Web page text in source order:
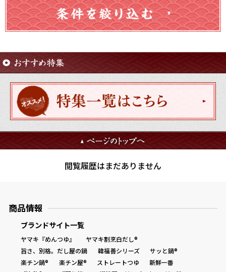
閲覧履歴はまだありません
商品情報
ブランドサイト一覧
ヤマキ『めんつゆ』
ヤマキ割烹白だし®
旨さ、別格。だし屋の鍋
韓福善シリーズ
サッと鍋®
楽チン鍋®
楽チン屋® ストレートつゆ
新鮮一番